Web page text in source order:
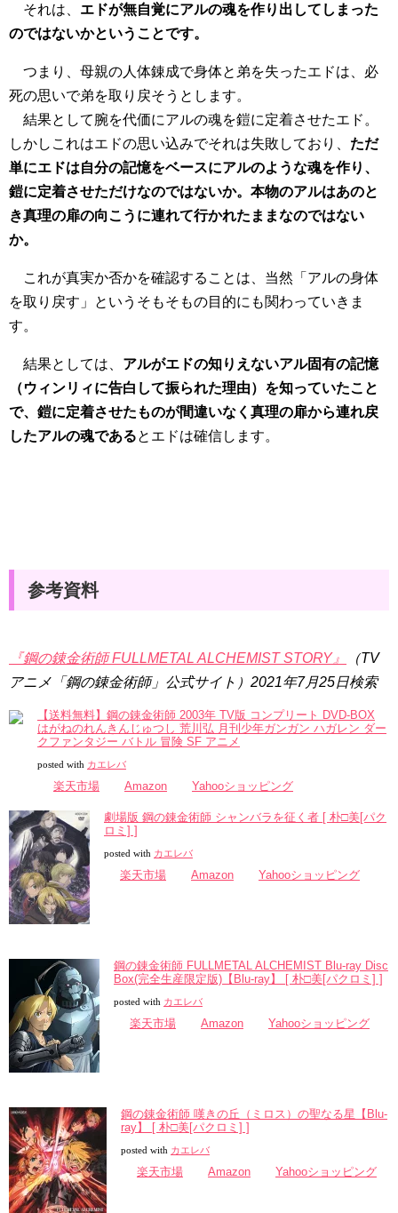
それは、 エドが無自覚にアルの魂を作り出してしまった
のではないかということです。
つまり、母親の人体錬成で身体と弟を失ったエドは、必
死の思いで弟を取り戻そうとします。
結果として腕を代価にアルの魂を鎧に定着させたエド。
しかしこれはエドの思い込みでそれは失敗しており、 ただ
単にエドは自分の記憶をベースにアルのような魂を作り、
鎧に定着させただけなのではないか。本物のアルはあのと
き真理の扉の向こうに連れて行かれたままなのではない
か。
これが真実か否かを確認することは、当然「アルの身体
を取り戻す」というそもそもの目的にも関わっていきま
す。
結果としては、 アルがエドの知りえないアル固有の記憶
（ウィンリィに告白して振られた理由）を知っていたこと
で、鎧に定着させたものが間違いなく真理の扉から連れ戻
したアルの魂であるとエドは確信します。
参考資料
『鋼の錬金術師 FULLMETAL ALCHEMIST STORY』
（TV
アニメ「鋼の錬金術師」公式サイト）2021年7月25日検索
【送料無料】鋼の錬金術師 2003年 TV版 コンプリート DVD-BOX
はがねのれんきんじゅつし 荒川弘 月刊少年ガンガン ハガレン ダー
クファンタジー バトル 冒険 SF アニメ
posted with カエレバ
楽天市場 Amazon Yahooショッピング
劇場版 鋼の錬金術師 シャンバラを征く者 [ 朴□美[パク
ロミ] ]
posted with カエレバ
楽天市場 Amazon Yahooショッピング
鋼の錬金術師 FULLMETAL ALCHEMIST Blu-ray Disc
Box(完全生産限定版)【Blu-ray】 [ 朴□美[パクロミ] ]
posted with カエレバ
楽天市場 Amazon Yahooショッピング
鋼の錬金術師 嘆きの丘（ミロス）の聖なる星【Blu-
ray】 [ 朴□美[パクロミ] ]
posted with カエレバ
楽天市場 Amazon Yahooショッピング